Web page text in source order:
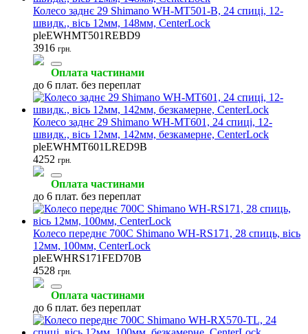
Запчастини до гальм
(47)
Велосипедні куртки
(36)
Велосипедні рейтузи
Гальмівні колодки
(34)
Ротори (гальмівні диски)
(34)
Каретки велосипедні
(33)
Педалі велосипедні
(33) (31) (31)
(26)
Колесо заднє 29 Shimano WH-MT501-B, 24 спиці, 12-
швидк., вісь 12мм, 148мм, CenterLock
pleEWHMT501REBD9
3916 грн.
Оплата частинами
до 6 плат. без переплат
Колесо заднє 29 Shimano WH-MT601, 24 спиці, 12-
швидк., вісь 12мм, 142мм, безкамерне, CenterLock
pleEWHMT601LRED9B
4252 грн.
Оплата частинами
до 6 плат. без переплат
Колесо переднє 700C Shimano WH-RS171, 28 спиць, вісь
12мм, 100мм, CenterLock
pleEWHRS171FED70B
4528 грн.
Оплата частинами
до 6 плат. без переплат